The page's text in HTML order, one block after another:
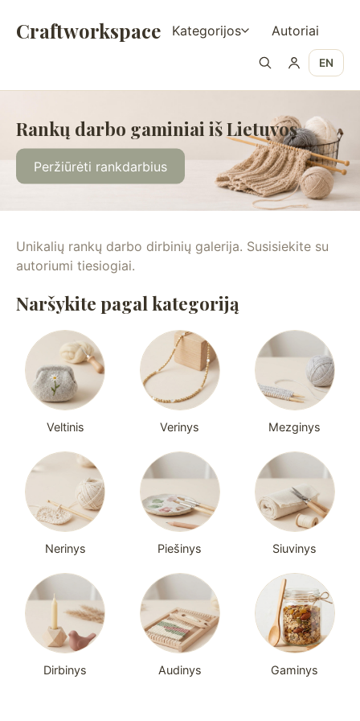
Craftworkspace Kategorijos Autoriai
EN
Rankų darbo gaminiai iš Lietuvos
Peržiūrėti rankdarbius
Unikalių rankų darbo dirbinių galerija. Susisiekite su
autoriumi tiesiogiai.
Naršykite pagal kategoriją
Veltinis Verinys Mezginys
Nerinys Piešinys Siuvinys
Dirbinys Audinys Gaminys